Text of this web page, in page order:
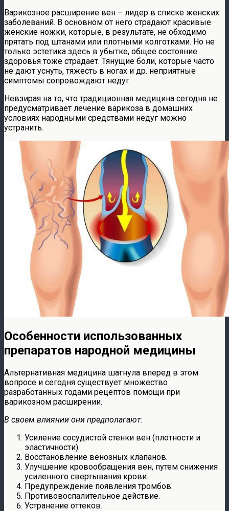
Варикозное расширение вен – лидер в списке женских
заболеваний. В основном от него страдают красивые
женские ножки, которые, в результате, не обходимо
прятать под штанами или плотными колготками. Но не
только эстетика здесь в убытке, общее состояние
здоровья тоже страдает. Тянущие боли, которые часто
не дают уснуть, тяжесть в ногах и др. неприятные
симптомы сопровождают недуг.
Невзирая на то, что традиционная медицина сегодня не
предусматривает лечение варикоза в домашних
условиях народными средствами недуг можно
устранить.
Особенности использованных
препаратов народной медицины
Альтернативная медицина шагнула вперед в этом
вопросе и сегодня существует множество
разработанных годами рецептов помощи при
варикозном расширении.
В своем влиянии они предполагают:
Усиление сосудистой стенки вен (плотности и
эластичности).
Восстановление венозных клапанов.
Улучшение кровообращения вен, путем снижения
усиленного свертывания крови.
Предупреждение появления тромбов.
Противовоспалительное действие.
Устранение оттеков.